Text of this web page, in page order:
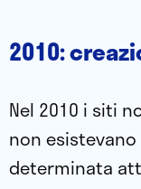
2010:
​Nel 2010 i siti
non esistevano
determinata